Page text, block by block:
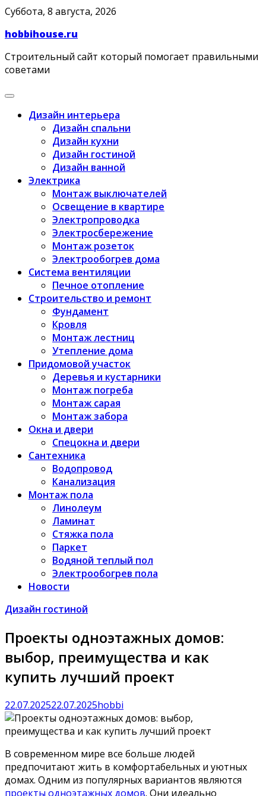
Skip
content
Суббота, 8 августа, 2026
hobbihouse.ru
Строительный сайт который помогает правильными
советами
Дизайн интерьера
Дизайн спальни
Дизайн кухни
Дизайн гостиной
Дизайн ванной
Электрика
Монтаж выключателей
Освещение в квартире
Электропроводка
Электросбережение
Монтаж розеток
Электрообогрев дома
Система вентиляции
Печное отопление
Строительство и ремонт
Фундамент
Кровля
Монтаж лестниц
Утепление дома
Придомовой участок
Деревья и кустарники
Монтаж погреба
Монтаж сарая
Монтаж забора
Окна и двери
Спецокна и двери
Сантехника
Водопровод
Канализация
Монтаж пола
Линолеум
Ламинат
Стяжка пола
Паркет
Водяной теплый пол
Электрообогрев пола
Новости
Дизайн гостиной
Проекты одноэтажных домов:
выбор, преимущества и как
купить лучший проект
22.07.202522.07.2025hobbi
В современном мире все больше людей
предпочитают жить в комфортабельных и уютных
домах. Одним из популярных вариантов являются
проекты одноэтажных домов. Они идеально